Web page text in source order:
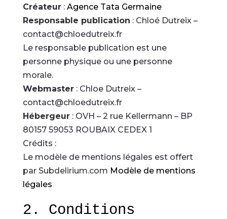
Créateur: Agence Tata Germaine
Responsable publication : Chloé Dutreix –
contact@chloedutreix.fr
Le responsable publication est une
personne physique ou une personne
morale.
Webmaster: Chloe Dutreix –
contact@chloedutreix.fr
Hébergeur: OVH – 2 rue Kellermann – BP
80157 59053 ROUBAIX CEDEX 1
Crédits :
Le modèle de mentions légales est offert
par Subdelirium.com Modèle de mentions
légales
2. Conditions